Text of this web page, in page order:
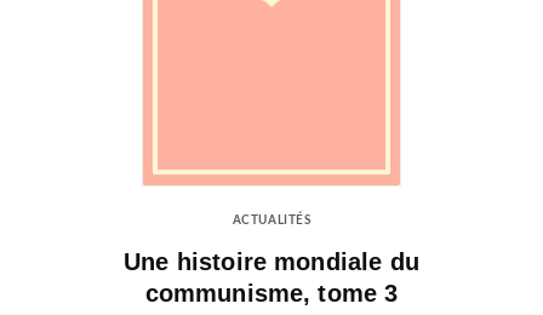
ACTUALITÉS
Une histoire mondiale du
communisme, tome 3